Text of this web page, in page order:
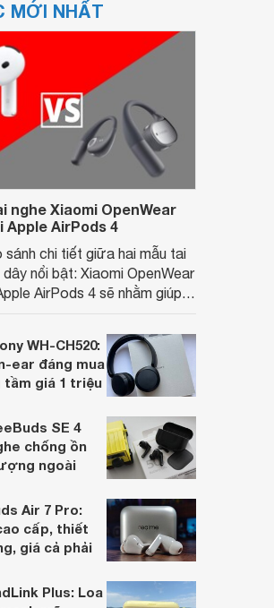
Loa Wharfedale Diamond 11.5
Giá từ 27.222.800 đ
Có 4 nơi bán
MỚI NHẤT
nghe Xiaomi OpenWear
AirPods 4
sánh chi tiết giữa hai mẫu tai
dây nổi bật: Xiaomi OpenWear
AirPods 4 sẽ nhằm giúp
cầu và sở thích cá nhân. Cả
phẩm chất lượng cao,
tới đối tượng khách hàng
WH-CH520:
ear đáng mua
giá 1 triệu
SE 4
chống ồn
ngoài
Air 7 Pro:
cấp, thiết
giá cả phải
Plus: Loa